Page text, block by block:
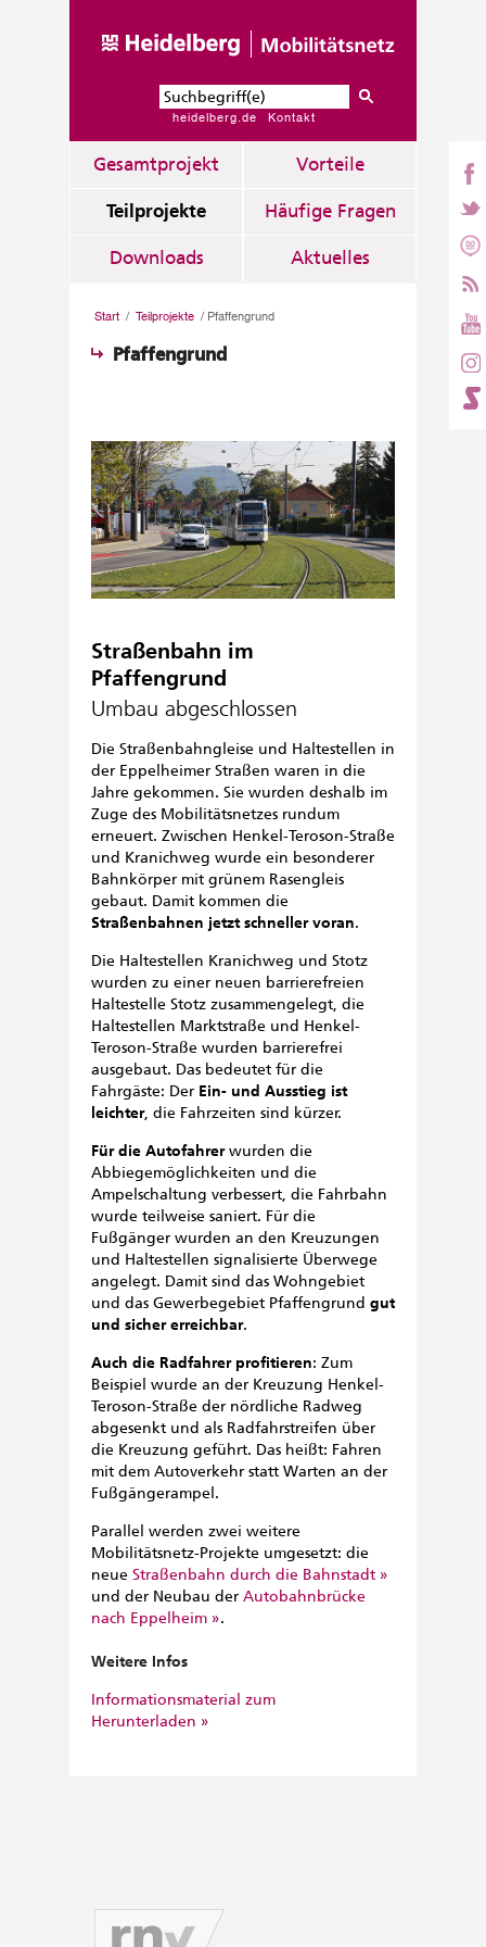
heidelberg.de Kontakt
Gesamtprojekt Vorteile
Teilprojekte Häufige Fragen
Downloads Aktuelles
Start / Teilprojekte / Pfaffengrund
Pfaffengrund
Straßenbahn im
Pfaffengrund
Umbau abgeschlossen
Die Straßenbahngleise und Haltestellen in
der Eppelheimer Straßen waren in die
Jahre gekommen. Sie wurden deshalb im
Zuge des Mobilitätsnetzes rundum
erneuert. Zwischen Henkel-Teroson-Straße
und Kranichweg wurde ein besonderer
Bahnkörper mit grünem Rasengleis
gebaut. Damit kommen die
Straßenbahnen jetzt schneller voran.
Die Haltestellen Kranichweg und Stotz
wurden zu einer neuen barrierefreien
Haltestelle Stotz zusammengelegt, die
Haltestellen Marktstraße und Henkel-
Teroson-Straße wurden barrierefrei
ausgebaut. Das bedeutet für die
Fahrgäste: Der Ein- und Ausstieg ist
leichter, die Fahrzeiten sind kürzer.
Für die Autofahrerwurden die
Abbiegemöglichkeiten und die
Ampelschaltung verbessert, die Fahrbahn
wurde teilweise saniert. Für die
Fußgänger wurden an den Kreuzungen
und Haltestellen signalisierte Überwege
angelegt. Damit sind das Wohngebiet
und das Gewerbegebiet Pfaffengrund gut
und sicher erreichbar.
Auch die Radfahrer profitieren: Zum
Beispiel wurde an der Kreuzung Henkel-
Teroson-Straße der nördliche Radweg
abgesenkt und als Radfahrstreifen über
die Kreuzung geführt. Das heißt: Fahren
mit dem Autoverkehr statt Warten an der
Fußgängerampel.
Parallel werden zwei weitere
Mobilitätsnetz-Projekte umgesetzt: die
neue Straßenbahn durch die Bahnstadt
und der Neubau derAutobahnbrücke
nach Eppelheim
.
Weitere Infos
Informationsmaterial zum
Herunterladen